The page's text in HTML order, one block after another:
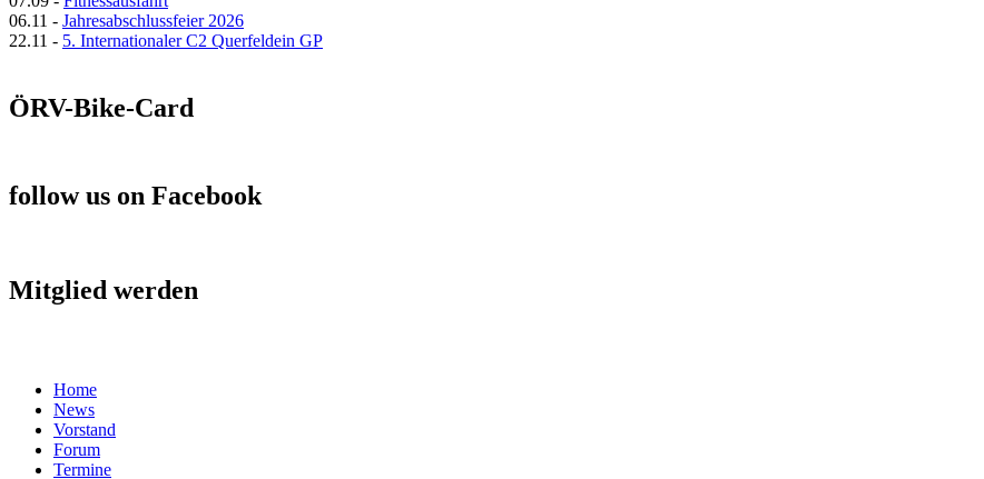
06.11 - Jahresabschlussfeier 2026
22.11 - 5. Internationaler C2 Querfeldein GP
ÖRV-Bike-Card
follow us on Facebook
Mitglied werden
Home
News
Vorstand
Forum
Termine